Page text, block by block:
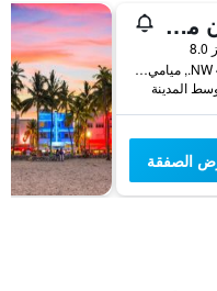
هامبتون إن ميامي - آيربورت إيست، إف إل
3449 NW 42nd Ave., ميامي, FL, الولايات المتحدة الأميريكية
الصفقة